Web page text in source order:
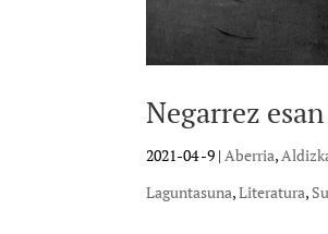
Negarrez
2021-04 -9 | Aberria,
Laguntasuna,Literatura,